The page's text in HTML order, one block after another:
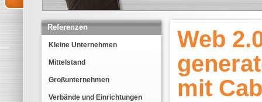
Referenzen
Kleine Unternehmen
Mittelstand
Großunternehmen
Verbände und Einrichtungen
Web
mit